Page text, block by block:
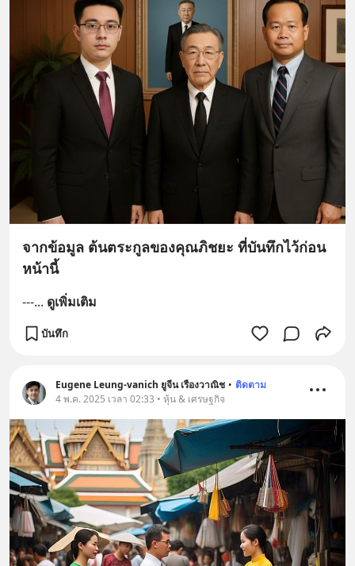
จากข้อมูล ต้นตระกูลของคุณภิชยะ ที่บันทึกไว้ก่อน
หน้านี้
---... ดูเพิ่มเติม
บันทึก
Eugene Leung-vanich ยูจีน เรืองวาณิช • ติดตาม
4 พ.ค. 2025 เวลา 02:33 • หุ้น & เศรษฐกิจ